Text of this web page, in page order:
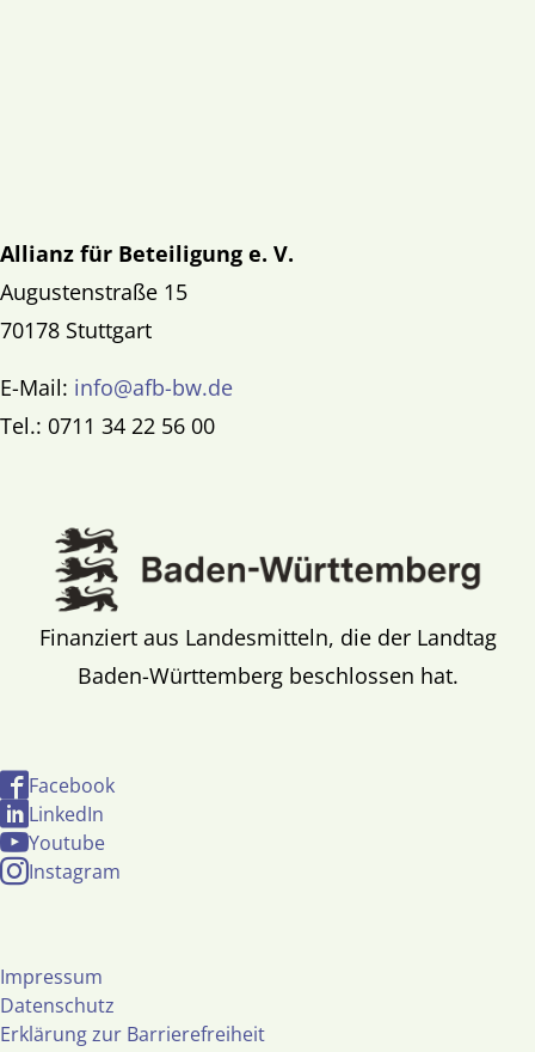
Allianz für Beteiligung e. V.
Augustenstraße 15
70178 Stuttgart
E-Mail: info@afb-bw.de
Tel.: 0711 34 22 56 00
Finanziert aus Landesmitteln, die der Landtag
Baden-Württemberg beschlossen hat.
Facebook
LinkedIn
Youtube
Instagram
Impressum
Datenschutz
Erklärung zur Barrierefreiheit